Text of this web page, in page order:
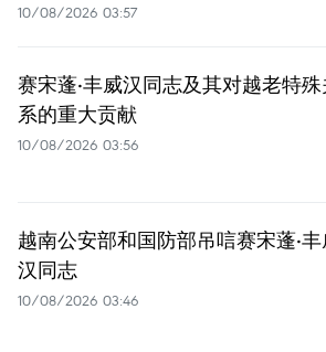
10/08/2026 03:57
赛宋蓬·丰威汉同志及其对越老特殊
系的重大贡献
10/08/2026 03:56
越南公安部和国防部吊唁赛宋蓬·
汉同志
10/08/2026 03:46